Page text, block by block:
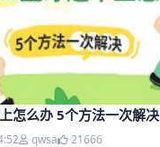
怎么办 5个方法一次解决
qwsa 21666